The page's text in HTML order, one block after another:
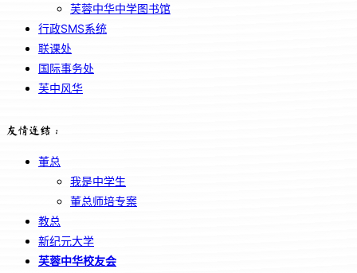
芙蓉中华中学图书馆
行政SMS系统
联课处
国际事务处
芙中风华
友情连结：
董总
我是中学生
董总师培专案
教总
新纪元大学
芙蓉中华校友会